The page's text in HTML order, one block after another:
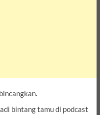
bintang tamu di podcast